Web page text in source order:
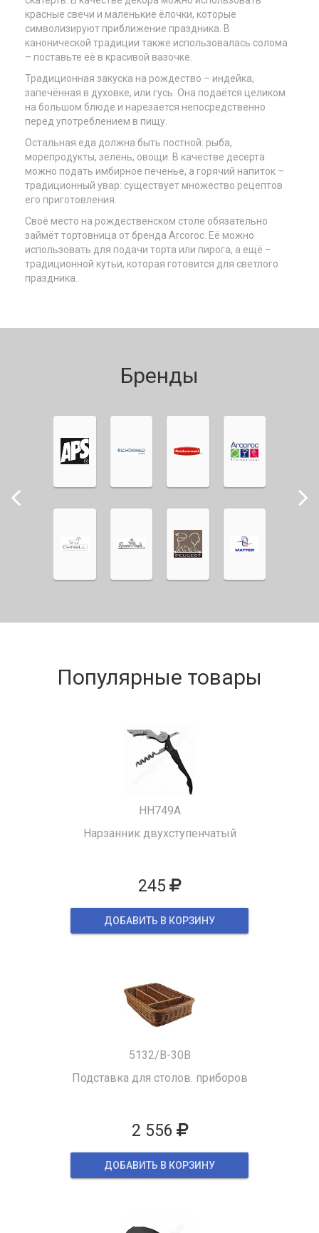
красные свечи и маленькие ёлочки, которые
символизируют приближение праздника. В
канонической традиции также использовалась солома
– поставьте её в красивой вазочке.
Традиционная закуска на рождество – индейка,
запечённая в духовке, или гусь. Она подаётся целиком
на большом блюде и нарезается непосредственно
перед употреблением в пищу.
Остальная еда должна быть постной: рыба,
морепродукты, зелень, овощи. В качестве десерта
можно подать имбирное печенье, а горячий напиток –
традиционный увар: существует множество рецептов
его приготовления.
Своё место на рождественском столе обязательно
займёт тортовница от бренда Arcoroc. Её можно
использовать для подачи торта или пирога, а ещё –
традиционной кутьи, которая готовится для светлого
праздника.
Бренды
Популярные товары
HH749A
Нарзанник двухступенчатый
245
ДОБАВИТЬ В КОРЗИНУ
5132/B-30B
Подставка для столов. приборов
2 556
ДОБАВИТЬ В КОРЗИНУ